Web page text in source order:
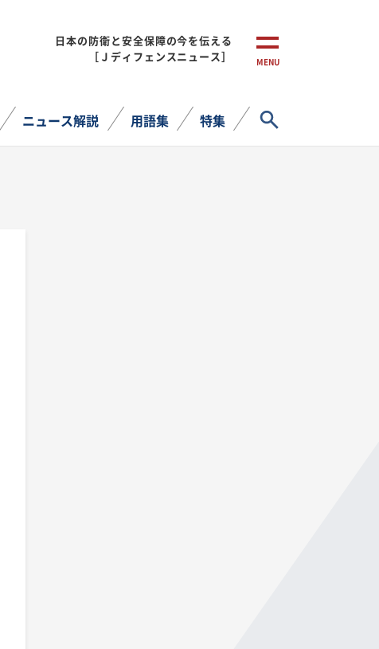
日本の防衛と安全保障の今を伝える
［Ｊディフェンスニュース］
MENU
ニュース解説 用語集 特集